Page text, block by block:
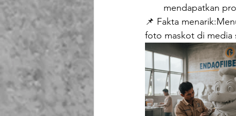
mendapatkan
📌 Fakta
foto maskot di media